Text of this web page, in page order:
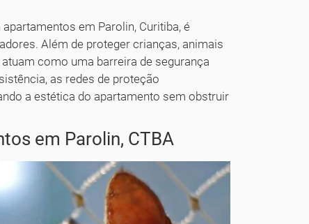
em Parolin, Curitiba, é
Além de proteger crianças, animais
como uma barreira de segurança
as redes de proteção
a estética do apartamento sem obstruir
em Parolin, CTBA